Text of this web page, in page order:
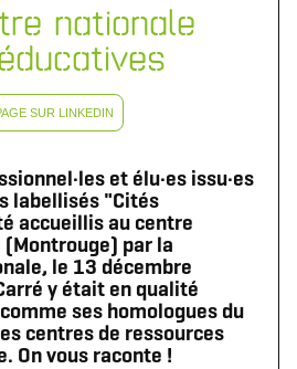
nationale
SUR LINKEDIN
et élu·es issu·es
labellisés "Cités
accueillis au centre
par la
le 13 décembre
y était en qualité
ses homologues du
centres de ressources
On vous raconte !